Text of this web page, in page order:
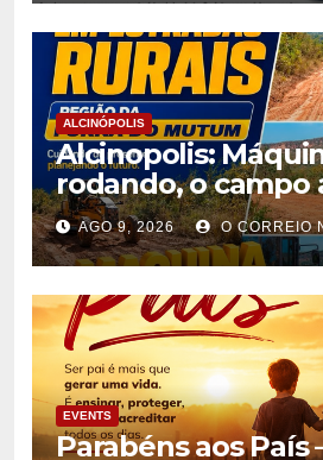
ALCINÓPOLIS
Alcinopolis:
rodando, o campo
AGO 9, 2026 O CORREIO
EVENTS
Parabéns aos País